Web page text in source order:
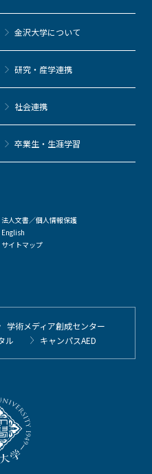
金沢大学について
研究・産学連携
社会連携
卒業生・生涯学習
法人文書／個人情報保護
English
サイトマップ
学術メディア創成センター
ル
キャンパスAED